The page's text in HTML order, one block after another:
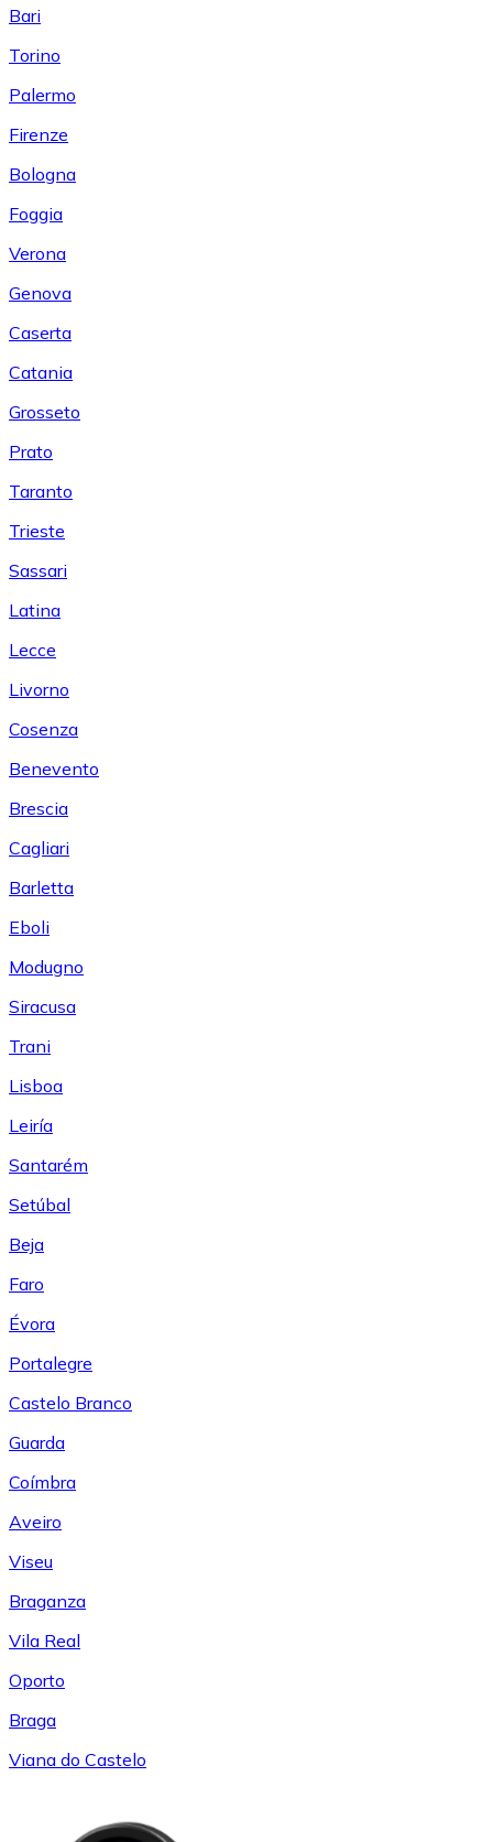
Bari
Torino
Palermo
Firenze
Bologna
Foggia
Verona
Genova
Caserta
Catania
Grosseto
Prato
Taranto
Trieste
Sassari
Latina
Lecce
Livorno
Cosenza
Benevento
Brescia
Cagliari
Barletta
Eboli
Modugno
Siracusa
Trani
Lisboa
Leiría
Santarém
Setúbal
Beja
Faro
Évora
Portalegre
Castelo Branco
Guarda
Coímbra
Aveiro
Viseu
Braganza
Vila Real
Oporto
Braga
Viana do Castelo